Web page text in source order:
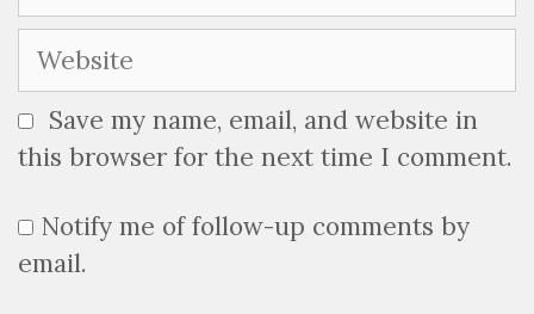
Website
Save my name, email, and website in
this browser for the next time I comment.
Notify me of follow-up comments by
email.